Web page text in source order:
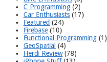
C Programming (2)
Car Enthusiasts (17)
Featured (24)
Firebase (10)
Functional Programming (1)
GeoSpatial (4)
Herdi Review(78)